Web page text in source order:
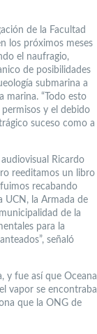
de la Facultad
los próximos meses
el naufragio,
de posibilidades
submarina a
marina. “Todo esto
y el debido
suceso como a
Ricardo
reeditamos un libro
recabando
UCN, la Armada de
de la
para la
señaló
y fue así que Oceana
vapor se encontraba
que la ONG de